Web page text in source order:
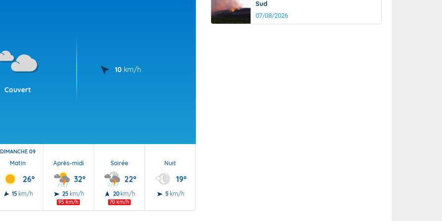
Couvert
10 km/h
DIMANCHE 09
Matin
26°
15 km/h
Après-midi
32°
25 km/h
95 km/h
Soirée
22°
20 km/h
70 km/h
Nuit
19°
5 km/h
Sud
07/08/2026